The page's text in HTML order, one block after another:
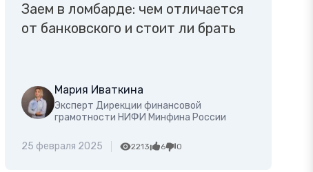
Заем в ломбарде: чем отличается
от банковского и стоит ли брать
Мария Иваткина
Эксперт Дирекции финансовой
грамотности НИФИ Минфина России
25 февраля 2025 2213 6 0